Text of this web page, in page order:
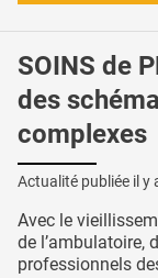
SOINS de
des
complexes
Actualité publiée il y
Avec le
de l’ambulatoire,
professionnels